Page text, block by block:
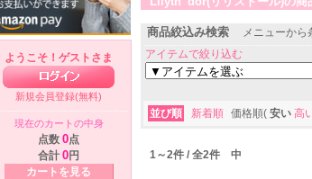
ようこそ！ゲストさま
新規会員登録(無料)
現在のカートの中身
点数 0点
合計 0円
カートを見る
商品絞込み検索
メニューか
アイテムで絞り込む
並び順 新着順 価格順( 安い 高
1～2件 / 全2件 中